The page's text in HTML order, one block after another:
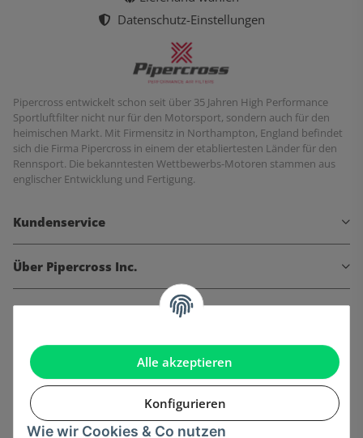
Alle akzeptieren
Konfigurieren
Wie wir Cookies & Co nutzen
Datenschutz-Einstellungen
Pipercross entwickelt schon seit über 35 Jahren High Performance
Sportluftfilter nicht nur für den Motorsport, sondern auch für den
heimischen Markt. Mit Firmensitz in Northampton, England befindet
sich die Firma Pipercross in einem der etabliertesten Länder für den
Rennsport. Die bekanntesten Wettbewerbs-Motoren stammen aus
englischer Entwicklung und Fertigung.
Kundenservice
Über Pipercross Inc.
Informationen
Gesetzliche Informationen